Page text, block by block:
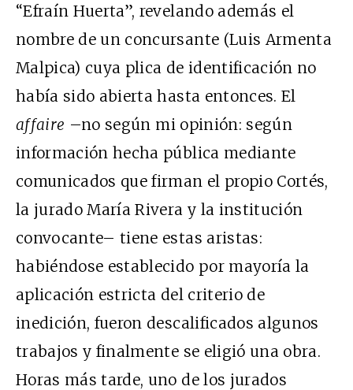
“Efraín Huerta”, revelando además el
nombre de un concursante (Luis Armenta
Malpica) cuya plica de identificación no
había sido abierta hasta entonces. El
affaire –no según mi opinión: según
información hecha pública mediante
comunicados que firman el propio Cortés,
la jurado María Rivera y la institución
convocante– tiene estas aristas:
habiéndose establecido por mayoría la
aplicación estricta del criterio de
inedición, fueron descalificados algunos
trabajos y finalmente se eligió una obra.
Horas más tarde, uno de los jurados